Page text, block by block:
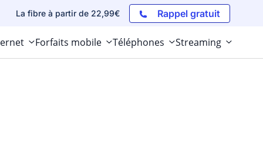
La fibre à partir de 22,99€ Rappel gratuit
Forfaits mobile Téléphones Streaming